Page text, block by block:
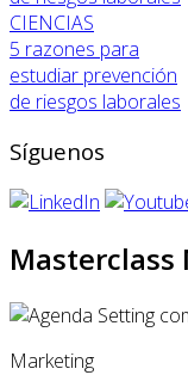
CIENCIAS
5 razones para
estudiar prevención
de riesgos laborales
Síguenos
Marketing